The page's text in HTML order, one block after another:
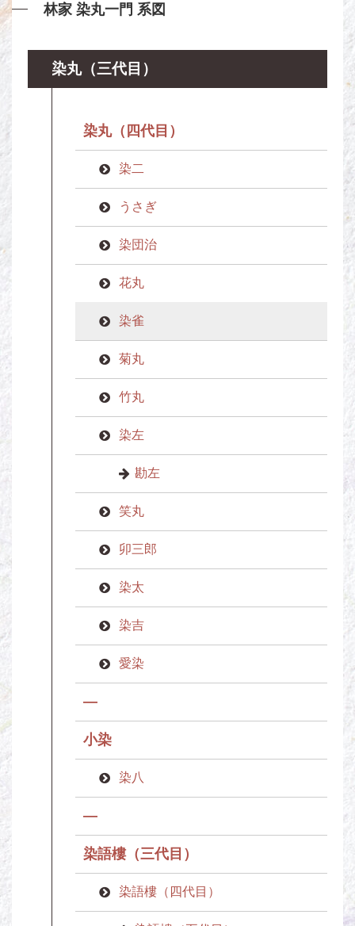
林家 染丸一門 系図
染丸（三代目）
染丸（四代目）
染二
うさぎ
染団治
花丸
染雀
菊丸
竹丸
染左
勘左
笑丸
卯三郎
染太
染吉
愛染
—
小染
染八
—
染語樓（三代目）
染語樓（四代目）